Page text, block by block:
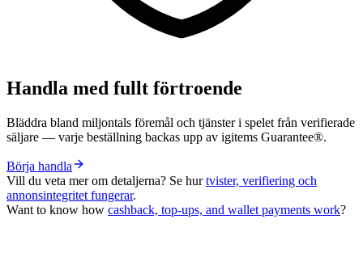
Handla med fullt förtroende
Bläddra bland miljontals föremål och tjänster i spelet från verifierade
säljare — varje beställning backas upp av igitems Guarantee®.
Börja handla
Vill du veta mer om detaljerna? Se hurtvister, verifiering och
annonsintegritet fungerar.
Want to know how cashback, top-ups, and wallet payments work?